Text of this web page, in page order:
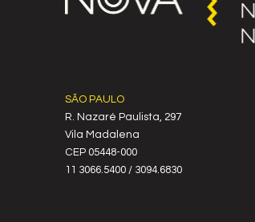
SÃO PAULO
R. Nazaré Paulista, 297
Vila Madalena
C‍EP 05448-000
11 3066.5400 / 3094.6830